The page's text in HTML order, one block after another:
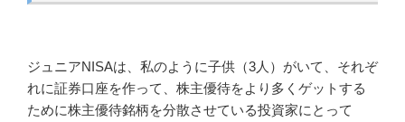
ジュニアNISAは、私のように子供（3人）がいて、それぞ
れに証券口座を作って、株主優待をより多くゲットする
ために株主優待銘柄を分散させている投資家にとって